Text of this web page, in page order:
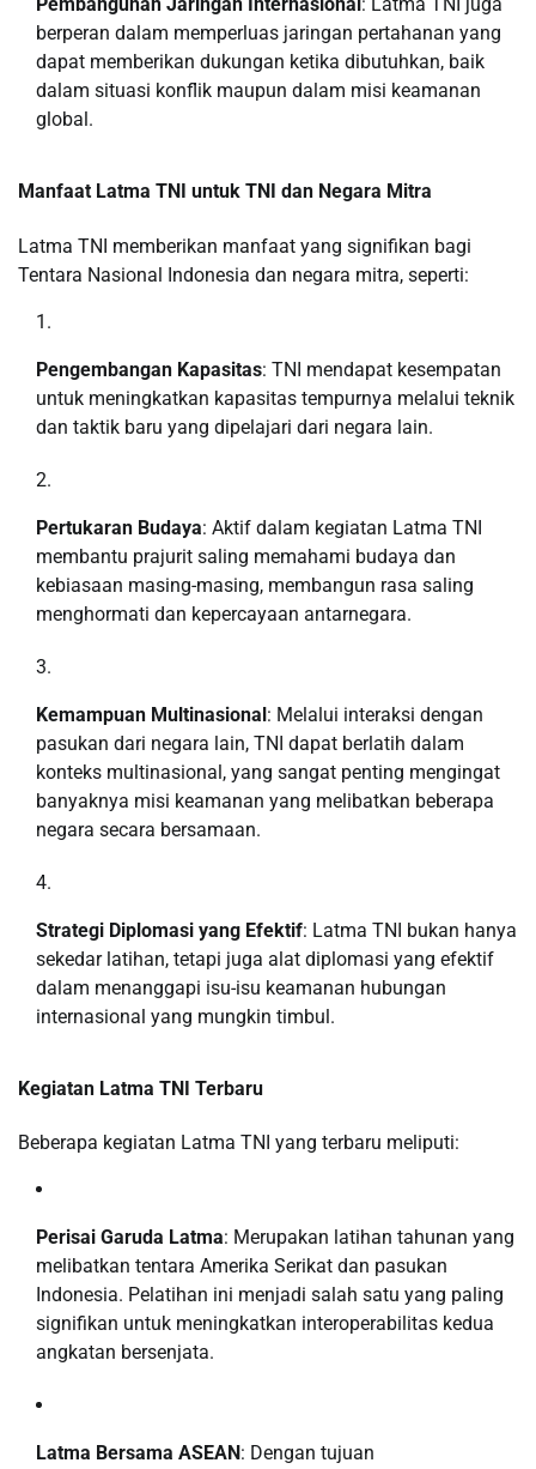
berperan dalam memperluas jaringan pertahanan yang
dapat memberikan dukungan ketika dibutuhkan, baik
dalam situasi konflik maupun dalam misi keamanan
global.
Manfaat Latma TNI untuk TNI dan Negara Mitra
Latma TNI memberikan manfaat yang signifikan bagi
Tentara Nasional Indonesia dan negara mitra, seperti:
Pengembangan Kapasitas: TNI mendapat kesempatan
untuk meningkatkan kapasitas tempurnya melalui teknik
dan taktik baru yang dipelajari dari negara lain.
Pertukaran Budaya: Aktif dalam kegiatan Latma TNI
membantu prajurit saling memahami budaya dan
kebiasaan masing-masing, membangun rasa saling
menghormati dan kepercayaan antarnegara.
Kemampuan Multinasional: Melalui interaksi dengan
pasukan dari negara lain, TNI dapat berlatih dalam
konteks multinasional, yang sangat penting mengingat
banyaknya misi keamanan yang melibatkan beberapa
negara secara bersamaan.
Strategi Diplomasi yang Efektif: Latma TNI bukan hanya
sekedar latihan, tetapi juga alat diplomasi yang efektif
dalam menanggapi isu-isu keamanan hubungan
internasional yang mungkin timbul.
Kegiatan Latma TNI Terbaru
Beberapa kegiatan Latma TNI yang terbaru meliputi:
Perisai Garuda Latma: Merupakan latihan tahunan yang
melibatkan tentara Amerika Serikat dan pasukan
Indonesia. Pelatihan ini menjadi salah satu yang paling
signifikan untuk meningkatkan interoperabilitas kedua
angkatan bersenjata.
Latma Bersama ASEAN: Dengan tujuan